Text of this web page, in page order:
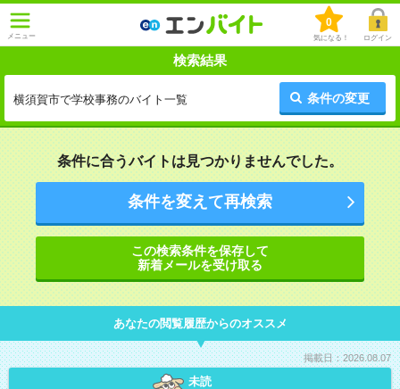
メニュー
0
気になる！ ログイン
検索結果
横須賀市で学校事務のバイト一覧 条件の変更
条件に合うバイトは見つかりませんでした。
条件を変えて再検索
この検索条件を保存して
新着メールを受け取る
あなたの閲覧履歴からのオススメ
掲載日：2026.08.07
未読